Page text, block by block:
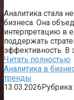
Аналитика стала
бизнеса. Она
интерпретацию в
поддержать
эффективность. В
Читать полностью
Аналитика в
тренды
13.03.2026Рубрика: